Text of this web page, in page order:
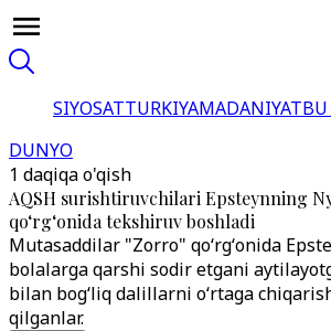
SIYOSATTURKIYAMADANIYAT
DUNYO
1 daqiqa o'qish
AQSH surishtiruvchilari Epsteynning
qoʻrgʻonida tekshiruv boshladi
Mutasaddilar "Zorro" qoʻrgʻonida
bolalarga qarshi sodir etgani
bilan bogʻliq dalillarni oʻrtaga
qilganlar.